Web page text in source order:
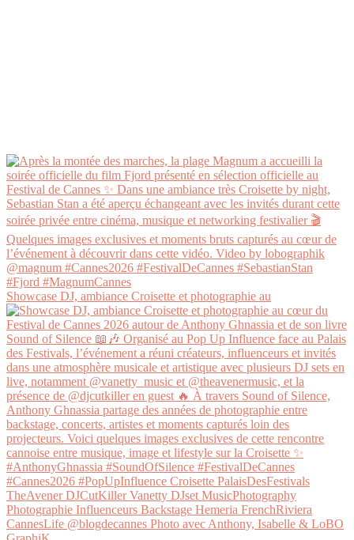
Showcase DJ, ambiance Croisette et photographie au